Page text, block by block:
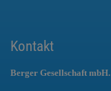
Kontakt
Berger Gesellschaft mbH.